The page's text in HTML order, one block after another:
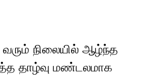
நிலையில் ஆழ்ந்த
தாழ்வு மண்டலமாக